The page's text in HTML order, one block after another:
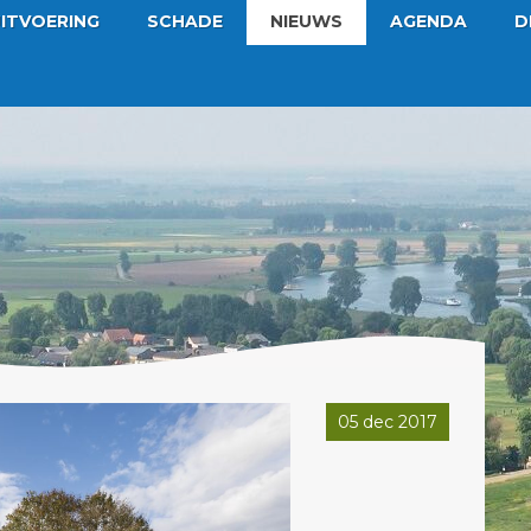
SCHADE NIEUWS AGENDA
05 dec 2017